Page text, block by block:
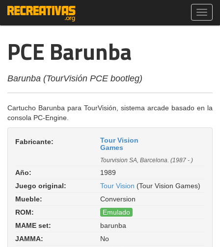
PCE Barunba
Barunba (TourVisión PCE bootleg)
Cartucho Barunba para TourVisión, sistema arcade basado en la
consola PC-Engine.
Fabricante:
Tour Vision
Games
Tourvision SA, Barcelona. (1987 - )
Año:
1989
Juego original:
Tour Vision (Tour Vision Games)
Mueble:
Conversion
ROM:
Emulado
MAME set:
barunba
ROM Parent: tourvis. Driver:
JAMMA:
No